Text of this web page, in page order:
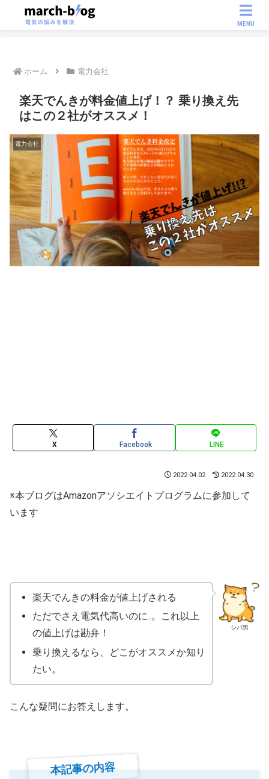
MENU
ホーム 電力会社
楽天でんきが料金値上げ！？ 乗り換え先
はこの２社がオススメ！
電力会社
X Facebook LINE
2022.04.02 2022.04.30
※本ブログはAmazonアソシエイトプログラムに参加して
います
シバ男
楽天でんきの料金が値上げされる
ただでさえ電気代高いのに..。これ以上
の値上げは勘弁！
乗り換えるなら、どこがオススメか知り
たい。
こんな疑問にお答えします。
本記事の内容